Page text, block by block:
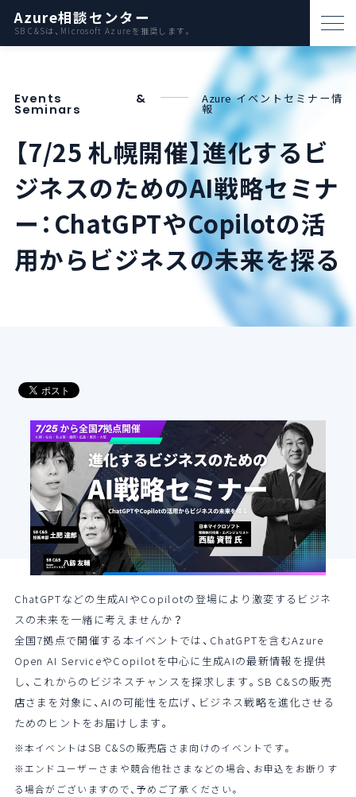
Azure相談センター
SB C&Sは、Microsoft Azureを推奨します。
パートナー支援
資料ダウンロード
お問い合わせ
Azureとは
AWS比較
ブログ
イベント・セミナー
よくある質問
SB C&Sの強み
Events &
Seminars
Azure イベントセミナー情
報
【7/25 札幌開催】進化するビ
ジネスのためのAI戦略セミナ
ー：ChatGPTやCopilotの活
用からビジネスの未来を探る
ChatGPTなどの生成AIやCopilotの登場により激変するビジネ
スの未来を一緒に考えませんか？
全国7拠点で開催する本イベントでは、ChatGPTを含むAzure
Open AI ServiceやCopilotを中心に生成AIの最新情報を提供
し、これからのビジネスチャンスを探求します。SB C&Sの販売
店さまを対象に、AIの可能性を広げ、ビジネス戦略を進化させる
ためのヒントをお届けします。
※本イベントはSB C&Sの販売店さま向けのイベントです。
※エンドユーザーさまや競合他社さまなどの場合、お申込をお断りす
る場合がございますので、予めご了承ください。